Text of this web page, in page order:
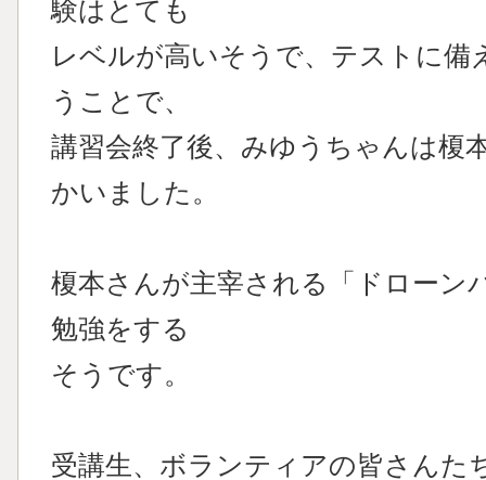
験はとても
レベルが高いそうで、テストに備
うことで、
講習会終了後、みゆうちゃんは榎
かいました。
榎本さんが主宰される「ドローン
勉強をする
そうです。
受講生、ボランティアの皆さんた